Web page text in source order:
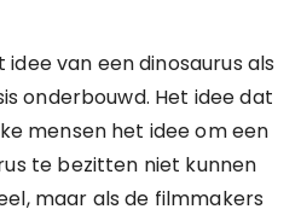
van een dinosaurus als
onderbouwd. Het idee dat
mensen het idee om een
te bezitten niet kunnen
maar als de filmmakers